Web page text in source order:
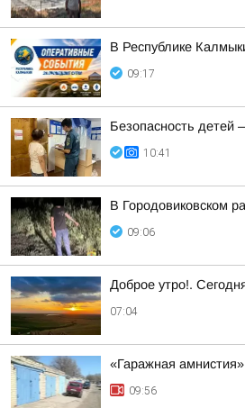
В Республике
09:17
Безопасность
10:41
В Городовиковском
09:06
Доброе утро!.
07:04
«Гаражная
09:56